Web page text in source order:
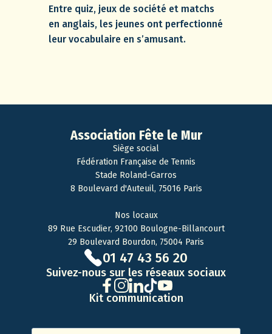
Entre quiz, jeux de société et matchs
en anglais, les jeunes ont perfectionné
leur vocabulaire en s’amusant.
Association Fête le Mur
Siège social
Fédération Française de Tennis
Stade Roland-Garros
8 Boulevard d'Auteuil, 75016 Paris
Nos locaux
89 Rue Escudier, 92100 Boulogne-Billancourt
29 Boulevard Bourdon, 75004 Paris
01 47 43 56 20
Suivez-nous sur les réseaux sociaux
Kit communication